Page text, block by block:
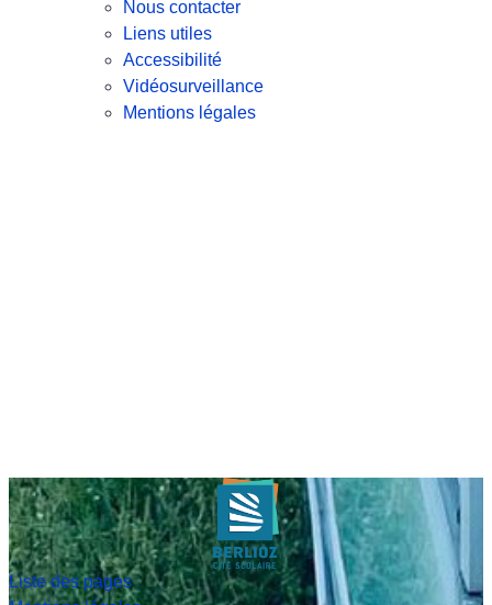
Nous contacter
Liens utiles
Accessibilité
Vidéosurveillance
Mentions légales
Liste des pages